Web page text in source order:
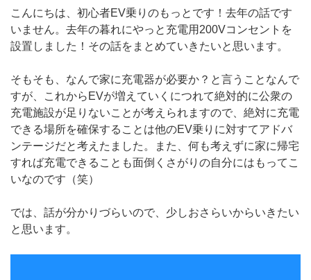
こんにちは、初心者EV乗りのもっとです！去年の話です
いません。去年の暮れにやっと充電用200Vコンセントを
設置しました！その話をまとめていきたいと思います。
そもそも、なんで家に充電器が必要か？と言うことなんで
すが、これからEVが増えていくにつれて絶対的に公衆の
充電施設が足りないことが考えられますので、絶対に充電
できる場所を確保することは他のEV乗りに対すてアドバ
ンテージだと考えたました。また、何も考えずに家に帰宅
すれば充電できることも面倒くさがりの自分にはもってこ
いなのです（笑）
では、話が分かりづらいので、少しおさらいからいきたい
と思います。